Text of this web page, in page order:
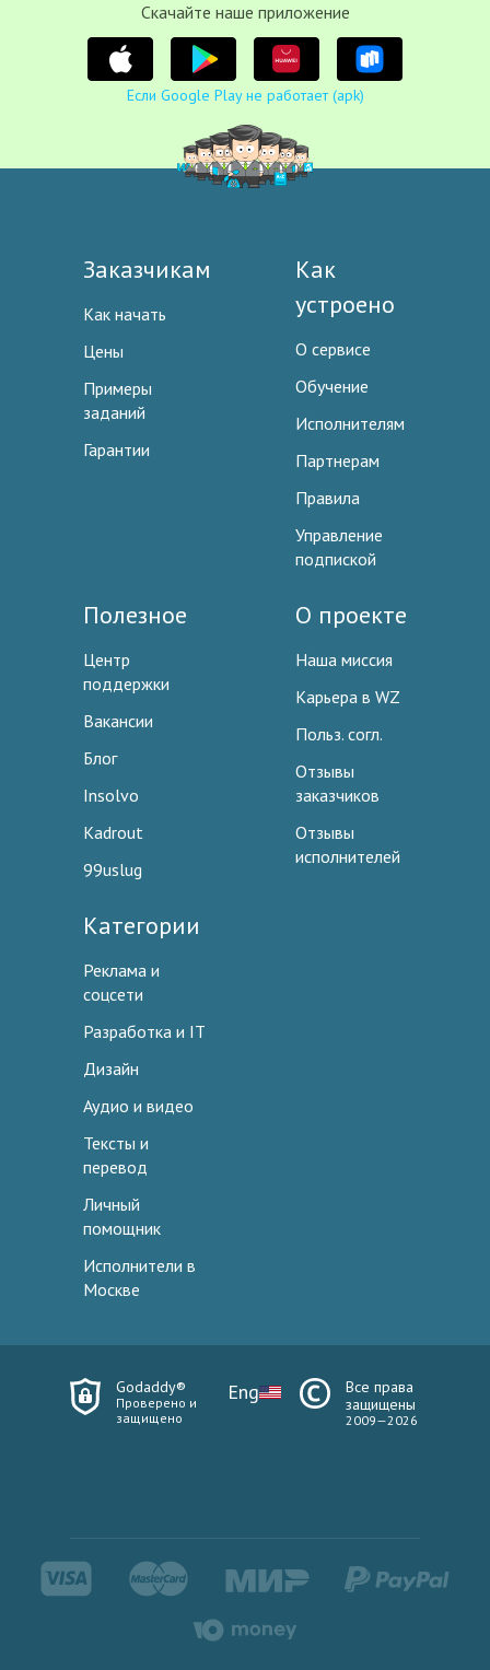
Cкачайте наше приложение
Если Google Play не работает (apk)
Заказчикам
Как начать
Цены
Примеры
заданий
Гарантии
Как
устроено
О сервисе
Обучение
Исполнителям
Партнерам
Правила
Управление
подпиской
Полезное
Центр
поддержки
Вакансии
Блог
Insolvo
Kadrout
99uslug
О проекте
Наша миссия
Карьера в WZ
Польз. согл.
Отзывы
заказчиков
Отзывы
исполнителей
Категории
Реклама и
соцсети
Разработка и IT
Дизайн
Аудио и видео
Тексты и
перевод
Личный
помощник
Исполнители в
Москве
Godaddy®
Проверено и
защищено
Eng
Все права
защищены
2009—2026